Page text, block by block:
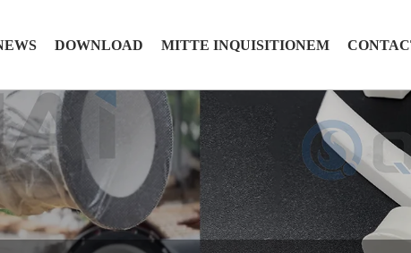
DOWNLOAD MITTE INQUISITIONEM